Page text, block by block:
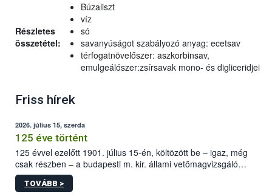
Részletes
összetétel:
Búzaliszt
víz
só
savanyúságot szabályozó anyag: ecetsav
térfogatnövelőszer: aszkorbinsav,
emulgeálószer:zsírsavak mono- és digliceridjei
Friss hírek
2026. július 15, szerda
125 éve történt
125 évvel ezelőtt 1901. július 15-én, költözött be – igaz, még
csak részben – a budapesti m. kir. állami vetőmagvizsgáló
állomás a Kis Rókus utca 15. szám alatti, Czigler Győző által
tervezett új épületébe.
TOVÁBB >